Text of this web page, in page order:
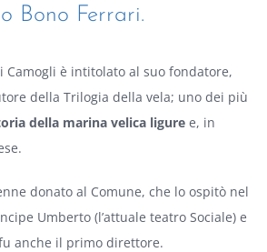
Bono Ferrari.
Camogli è intitolato al suo fondatore,
della Trilogia della vela; uno dei più
della marina velica liguree, in
donato al Comune, che lo ospitò nel
Umberto (l’attuale teatro Sociale) e
anche il primo direttore.